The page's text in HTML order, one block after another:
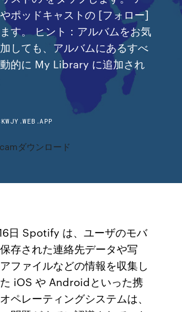
ポッドキャストの [フォロー]
す。 ヒント：アルバムをお気
しても、アルバムにあるすべ
的に My Library に追加され
ダウンロード
日 Spotify は、ユーザのモバ
存された連絡先データや写
ファイルなどの情報を収集し
iOS や Androidといった携
ペレーティングシステムは、